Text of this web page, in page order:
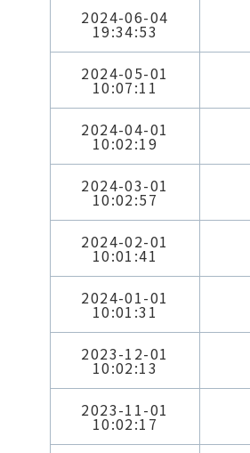
2024-06-04
19:34:53
2024-05-01
10:07:11
2024-04-01
10:02:19
2024-03-01
10:02:57
2024-02-01
10:01:41
2024-01-01
10:01:31
2023-12-01
10:02:13
2023-11-01
10:02:17